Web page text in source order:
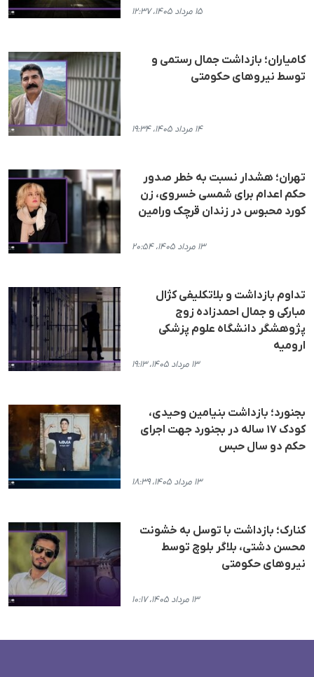
۱۵ مرداد ۱۴۰۵، ۱۲:۳۷
کامیاران؛ بازداشت جمال رستمی و
توسط نیروهای حکومتی
۱۴ مرداد ۱۴۰۵، ۱۹:۳۴
تهران؛ هشدار نسبت به خطر صدور
حکم اعدام برای شمسی خسروی، زن
کورد محبوس در زندان قرچک ورامین
۱۳ مرداد ۱۴۰۵، ۲۰:۵۴
تداوم بازداشت و بلاتکلیفی کژال
مبارکی و جمال احمدزاده زوج
پژوهشگر دانشگاه علوم پزشکی
ارومیه
۱۳ مرداد ۱۴۰۵، ۱۹:۱۳
بجنورد؛ بازداشت بنیامین وحیدی،
کودک ۱۷ ساله در بجنورد جهت اجرای
حکم دو سال حبس
۱۳ مرداد ۱۴۰۵، ۱۸:۳۹
کنارک؛ بازداشت با توسل به خشونت
محسن دشتی، بلاگر بلوچ توسط
نیروهای حکومتی
۱۳ مرداد ۱۴۰۵، ۱۰:۱۷